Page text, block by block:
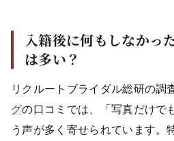
入籍後に何もしなかっ
は多い？
リクルートブライダル総研の調
グの口コミでは、「写真だけで
う声が多く寄せられています。